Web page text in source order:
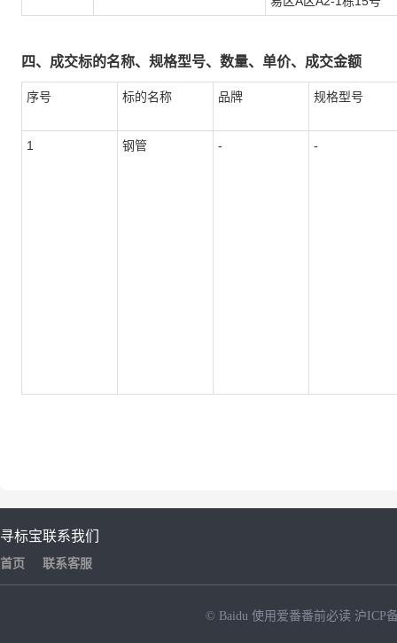
四、成交标的名称、规格型号、数量、单价、成交金额
序号 标的名称 品牌 规格型号
1 钢管 - -
寻标宝
首页
联系我们
联系客服
© Baidu 使用爱番番前必读 沪ICP